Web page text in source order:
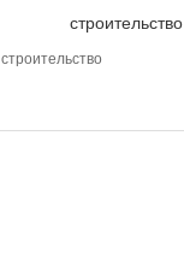
строительство
строительство